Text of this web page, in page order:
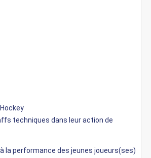
techniques dans leur action de
la performance des jeunes joueurs(ses)